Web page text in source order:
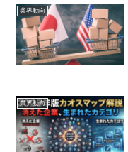
業界動向
業界動向